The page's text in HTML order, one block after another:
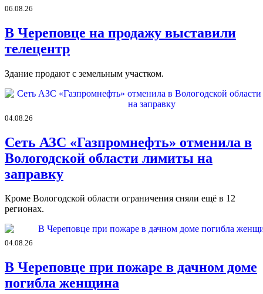
06.08.26
В Череповце на продажу выставили
телецентр
Здание продают с земельным участком.
04.08.26
Сеть АЗС «Газпромнефть» отменила в
Вологодской области лимиты на
заправку
Кроме Вологодской области ограничения сняли ещё в 12
регионах.
04.08.26
В Череповце при пожаре в дачном доме
погибла женщина